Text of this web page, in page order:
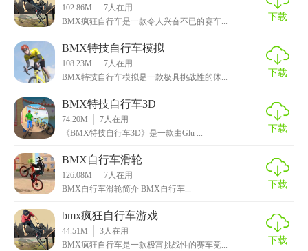
2. 多样化的游戏玩法：游戏不仅有竞速模式，还有技巧挑战
模式，让你可以根据自己的喜好进行选择。
3. 全球排行榜：游戏设有全球排行榜，让你可以与来自世界
各地的玩家一较高下。
4. 高清游戏画面：游戏画面高清精美，让你沉浸在BMX自行
车的世界中。
5. 免费下载：游戏可以免费下载，让你可以随时随地畅玩。
【BMX自行车赛游戏点评】
《BMX自行车赛》是一款非常出色的竞速游戏，不仅模拟了
BMX自行车的真实操作感，还通过丰富的游戏玩法和全球排
102.86M 7人在用
BMX疯狂自行车是一款令人兴奋不已的赛车...
下载
BMX特技自行车模拟
108.23M 7人在用
BMX特技自行车模拟是一款极具挑战性的体...
下载
BMX特技自行车3D
74.20M 7人在用
《BMX特技自行车3D》是一款由Glu ...
下载
BMX自行车滑轮
126.08M 7人在用
BMX自行车滑轮简介 BMX自行车...
下载
bmx疯狂自行车游戏
44.51M 3人在用
BMX疯狂自行车是一款极富挑战性的赛车竞...
下载